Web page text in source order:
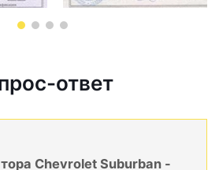
ответ
Chevrolet Suburban -